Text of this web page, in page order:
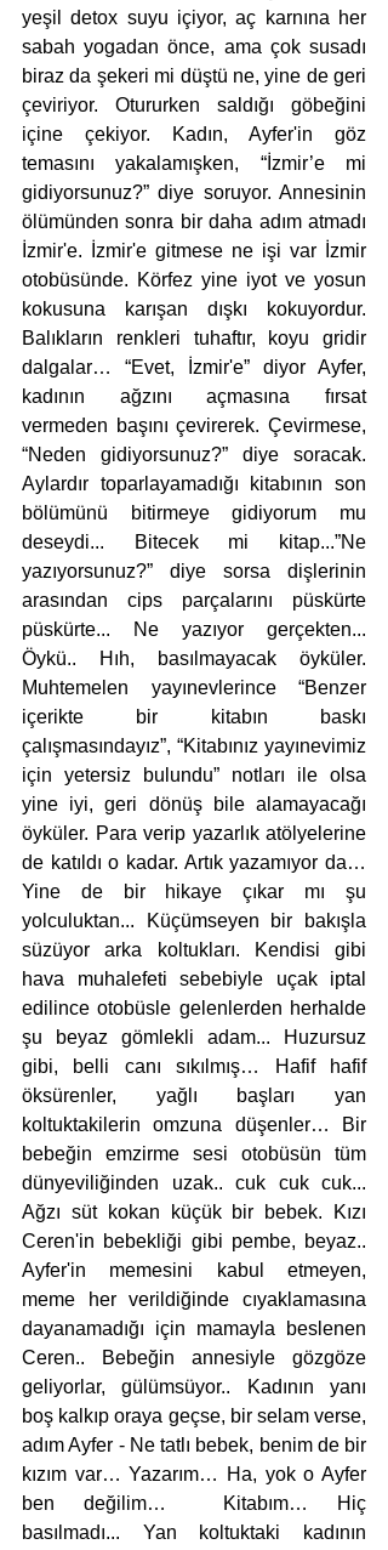
yeşil detox suyu içiyor, aç karnına her
sabah yogadan önce, ama çok susadı
biraz da şekeri mi düştü ne, yine de geri
çeviriyor. Otururken saldığı göbeğini
içine çekiyor. Kadın, Ayfer'in göz
temasını yakalamışken, “İzmir’e mi
gidiyorsunuz?” diye soruyor. Annesinin
ölümünden sonra bir daha adım atmadı
İzmir'e. İzmir'e gitmese ne işi var İzmir
otobüsünde. Körfez yine iyot ve yosun
kokusuna karışan dışkı kokuyordur.
Balıkların renkleri tuhaftır, koyu gridir
dalgalar… “Evet, İzmir'e” diyor Ayfer,
kadının ağzını açmasına fırsat
vermeden başını çevirerek. Çevirmese,
“Neden gidiyorsunuz?” diye soracak.
Aylardır toparlayamadığı kitabının son
bölümünü bitirmeye gidiyorum mu
deseydi... Bitecek mi kitap...”Ne
yazıyorsunuz?” diye sorsa dişlerinin
arasından cips parçalarını püskürte
püskürte... Ne yazıyor gerçekten...
Öykü.. Hıh, basılmayacak öyküler.
Muhtemelen yayınevlerince “Benzer
içerikte bir kitabın baskı
çalışmasındayız”, “Kitabınız yayınevimiz
için yetersiz bulundu” notları ile olsa
yine iyi, geri dönüş bile alamayacağı
öyküler. Para verip yazarlık atölyelerine
de katıldı o kadar. Artık yazamıyor da…
Yine de bir hikaye çıkar mı şu
yolculuktan... Küçümseyen bir bakışla
süzüyor arka koltukları. Kendisi gibi
hava muhalefeti sebebiyle uçak iptal
edilince otobüsle gelenlerden herhalde
şu beyaz gömlekli adam... Huzursuz
gibi, belli canı sıkılmış… Hafif hafif
öksürenler, yağlı başları yan
koltuktakilerin omzuna düşenler… Bir
bebeğin emzirme sesi otobüsün tüm
dünyeviliğinden uzak.. cuk cuk cuk...
Ağzı süt kokan küçük bir bebek. Kızı
Ceren'in bebekliği gibi pembe, beyaz..
Ayfer'in memesini kabul etmeyen,
meme her verildiğinde cıyaklamasına
dayanamadığı için mamayla beslenen
Ceren.. Bebeğin annesiyle gözgöze
geliyorlar, gülümsüyor.. Kadının yanı
boş kalkıp oraya geçse, bir selam verse,
adım Ayfer - Ne tatlı bebek, benim de bir
kızım var… Yazarım… Ha, yok o Ayfer
ben değilim…  Kitabım… Hiç
basılmadı... Yan koltuktaki kadının